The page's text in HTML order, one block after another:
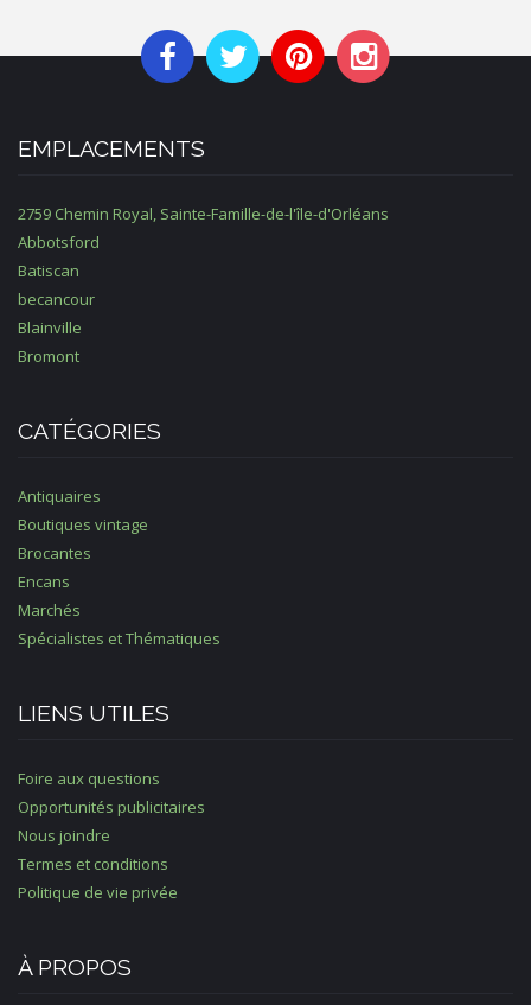
EMPLACEMENTS
2759 Chemin Royal, Sainte-Famille-de-l'île-d'Orléans
Abbotsford
Batiscan
becancour
Blainville
Bromont
CATÉGORIES
Antiquaires
Boutiques vintage
Brocantes
Encans
Marchés
Spécialistes et Thématiques
LIENS UTILES
Foire aux questions
Opportunités publicitaires
Nous joindre
Termes et conditions
Politique de vie privée
À PROPOS